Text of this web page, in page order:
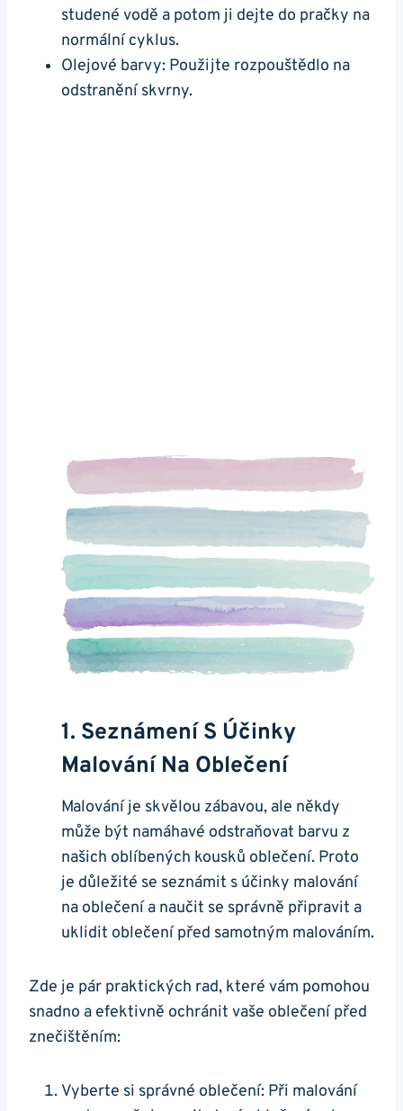
studené vodě a potom ji dejte do pračky na
normální cyklus.
Olejové barvy: Použijte rozpouštědlo na
odstranění skvrny.
1. Seznámení S Účinky
Malování Na Oblečení
Malování je skvělou zábavou, ale někdy
může být namáhavé odstraňovat barvu z
našich oblíbených kousků oblečení. Proto
je důležité se seznámit s účinky malování
na oblečení a naučit se správně připravit a
uklidit oblečení před samotným malováním.
Zde je pár praktických rad, které vám pomohou
snadno a efektivně ochránit vaše oblečení před
znečištěním:
Vyberte si správné oblečení: Při malování